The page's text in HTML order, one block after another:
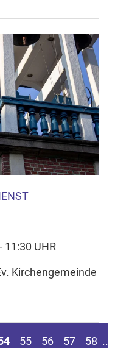
11:30 UHR
Kirchengemeinde
55 56 57 58 ....